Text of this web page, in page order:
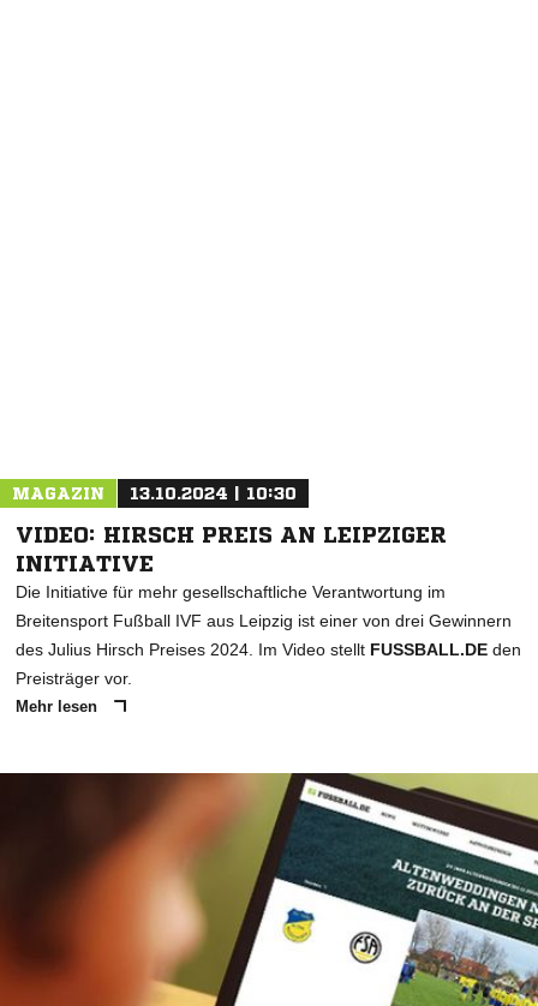
MAGAZIN 13.10.2024 | 10:30
VIDEO: HIRSCH PREIS AN LEIPZIGER
INITIATIVE
Die Initiative für mehr gesellschaftliche Verantwortung im
Breitensport Fußball IVF aus Leipzig ist einer von drei Gewinnern
des Julius Hirsch Preises 2024. Im Video stellt FUSSBALL.DE den
Preisträger vor.
Mehr lesen